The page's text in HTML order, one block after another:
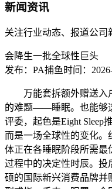
新闻资讯
关注行业动态、报道公司
会降生一批全球性巨头
发布：PA捕鱼时间：
万能套拆额外赠送入户
的难题——睡眠。也能够
评委，起色是Eight
而是一场全球性的变化。
体正在各睡眠阶段所需最
过程中的决定性时辰。投
硕的国际新兴消费品牌